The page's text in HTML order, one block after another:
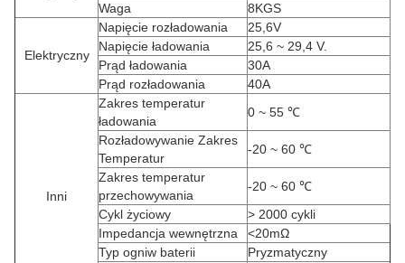
Waga
8KGS
Elektryczny
Napięcie rozładowania
25,6V
Napięcie ładowania
25,6 ~ 29,4 V.
Prąd ładowania
30A
Prąd rozładowania
40A
Inni
Zakres temperatur
ładowania
0 ~ 55 ℃
Rozładowywanie Zakres
Temperatur
-20 ~ 60 ℃
Zakres temperatur
przechowywania
-20 ~ 60 ℃
Cykl życiowy
> 2000 cykli
Impedancja wewnętrzna
<20mΩ
Typ ogniw baterii
Pryzmatyczny